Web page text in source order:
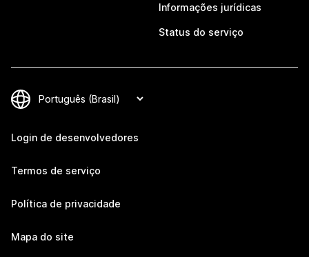
Informações jurídicas
Status do serviço
Login de desenvolvedores
Termos de serviço
Política de privacidade
Mapa do site